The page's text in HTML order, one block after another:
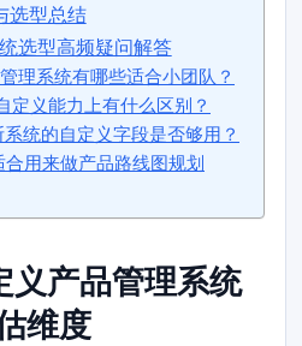
选型总结
选型高频疑问解答
理系统有哪些适合小团队？
定义能力上有什么区别？
统的自定义字段是否够用？
用来做产品路线图规划
产品管理系统
维度